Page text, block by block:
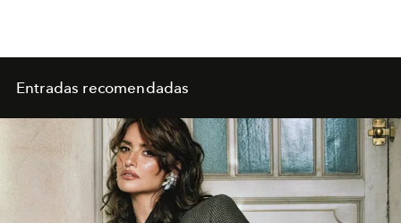
Entradas recomendadas